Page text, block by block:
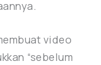
video
“sebelum